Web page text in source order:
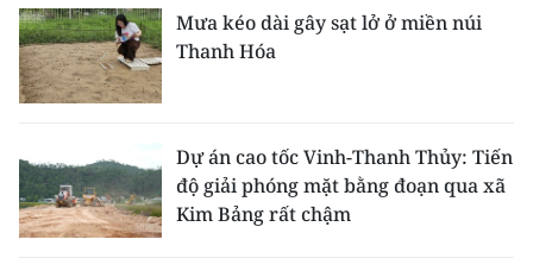
ENGLISH
中文
РУССКИЙ
ESPAÑOL
Mưa kéo dài gây sạt lở ở miền núi
Thanh Hóa
Dự án cao tốc Vinh-Thanh Thủy: Tiến
độ giải phóng mặt bằng đoạn qua xã
Kim Bảng rất chậm